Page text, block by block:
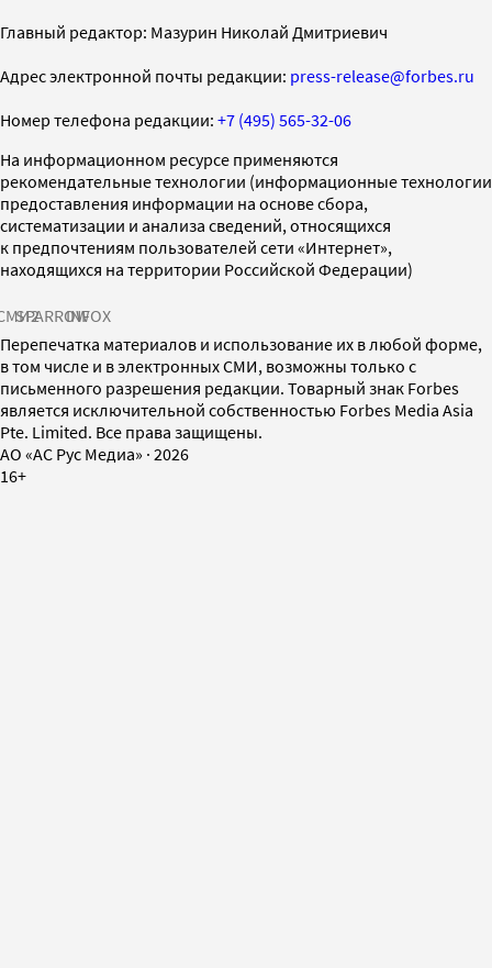
Главный редактор: Мазурин Николай Дмитриевич
Адрес электронной почты редакции: press-release@forbes.ru
Номер телефона редакции: +7 (495) 565-32-06
На информационном ресурсе применяются
рекомендательные технологии (информационные технологии
предоставления информации на основе сбора,
систематизации и анализа сведений, относящихся
к предпочтениям пользователей сети «Интернет»,
находящихся на территории Российской Федерации)
SPARROWINFOX
Перепечатка материалов и использование их в любой форме,
в том числе и в электронных СМИ, возможны только с
письменного разрешения редакции. Товарный знак Forbes
является исключительной собственностью Forbes Media Asia
Pte. Limited. Все права защищены.
AO «АС Рус Медиа» · 2026
16+